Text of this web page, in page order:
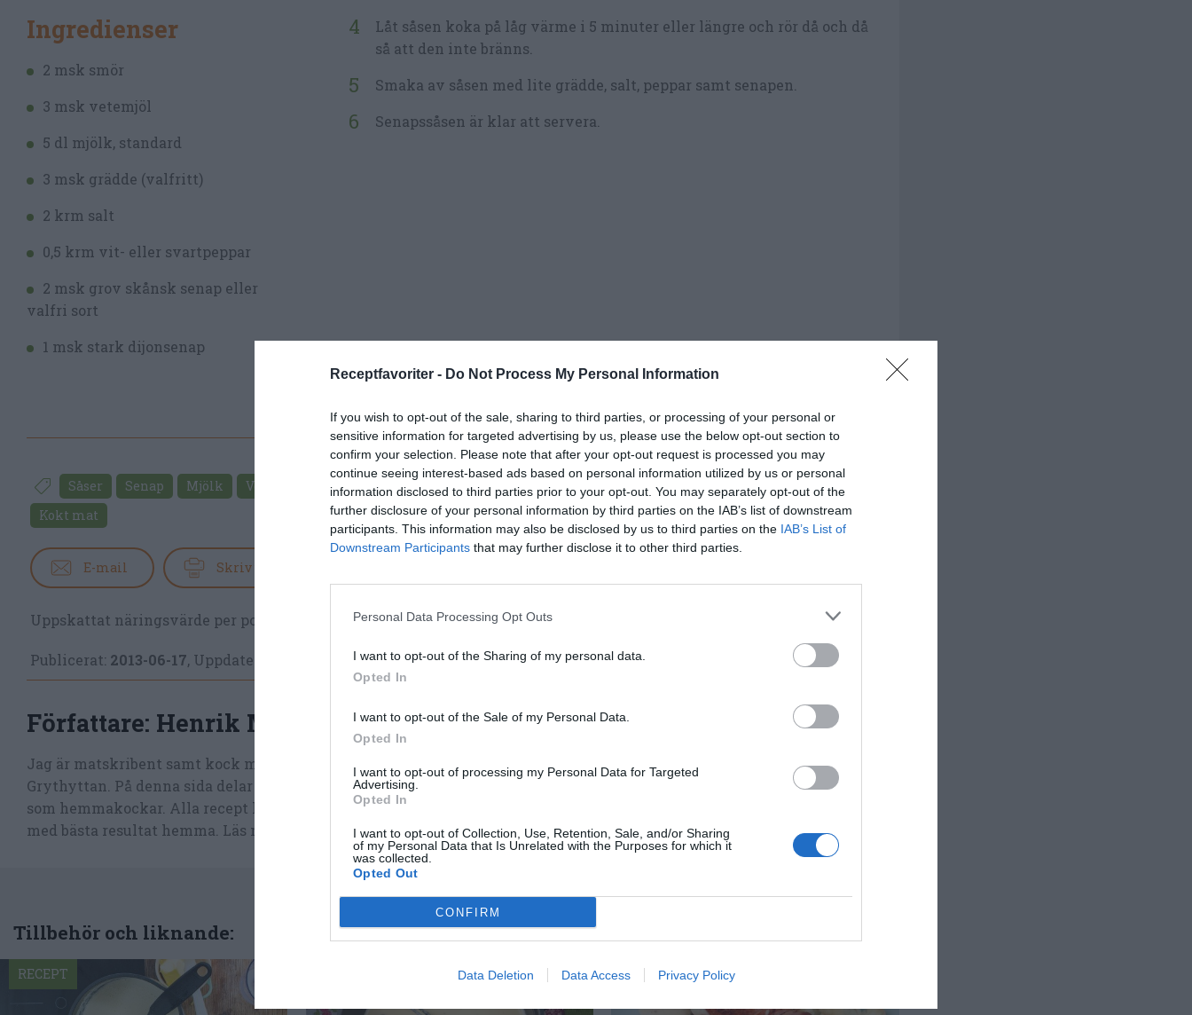
Receptfavoriter - Do Not Process My Personal Information
If you wish to opt-out of the sale, sharing to third parties, or processing of your personal or
sensitive information for targeted advertising by us, please use the below opt-out section to
confirm your selection. Please note that after your opt-out request is processed you may
continue seeing interest-based ads based on personal information utilized by us or personal
information disclosed to third parties prior to your opt-out. You may separately opt-out of the
further disclosure of your personal information by third parties on the IAB’s list of downstream
participants. This information may also be disclosed by us to third parties on the IAB’s List of
Downstream Participants that may further disclose it to other third parties.
Personal Data Processing Opt Outs
I want to opt-out of the Sharing of my personal data.
Opted In
I want to opt-out of the Sale of my Personal Data.
Opted In
I want to opt-out of processing my Personal Data for Targeted
Advertising.
Opted In
I want to opt-out of Collection, Use, Retention, Sale, and/or Sharing
of my Personal Data that Is Unrelated with the Purposes for which it
was collected.
Opted Out
CONFIRM
Data Deletion Data Access Privacy Policy
Ingredienser
2 msk smör
3 msk vetemjöl
5 dl mjölk, standard
3 msk grädde (valfritt)
2 krm salt
0,5 krm vit- eller svartpeppar
2 msk grov skånsk senap eller
valfri sort
1 msk stark dijonsenap
Låt såsen koka på låg värme i 5 minuter eller längre och rör då och då
så att den inte bränns.
Smaka av såsen med lite grädde, salt, peppar samt senapen.
Senapssåsen är klar att servera.
Såser Senap Mjölk Vetemjöl Smör Vardag
Husmanskost
Kokt mat
E-mail Skriv ut
Uppskattat näringsvärde per portion:
Publicerat: 2013-06-17, Uppdaterat: 2019-11-05
Författare: Henrik Mattsson
Jag är matskribent samt kock med en fil. kand i Måltidsvetenskap från restauranghögskolan i
Grythyttan. På denna sida delar jag med mig av tusentals olika recept för alla smaker - noviser
som hemmakockar. Alla recept har jag provlagat, skrivit och fotat så att du ska kunna laga dem
med bästa resultat hemma. Läs mer
Tillbehör och liknande:
RECEPT RECEPT